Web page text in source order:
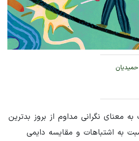
معنای نگرانی مداوم از بروز بدترین
به اشتباهات و مقایسه دایمی